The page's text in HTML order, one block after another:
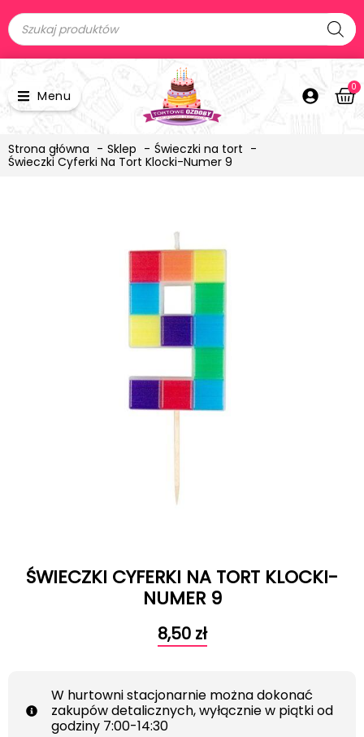
Menu
0
Strona główna Sklep
Świeczki na tort
Świeczki Cyferki Na Tort Klocki-Numer 9
ŚWIECZKI CYFERKI NA TORT KLOCKI-
NUMER 9
8,50 zł
W hurtowni stacjonarnie można dokonać
zakupów detalicznych, wyłącznie w piątki od
godziny 7:00-14:30